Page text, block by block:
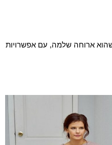
ארוחה שלמה, עם אפשרויות